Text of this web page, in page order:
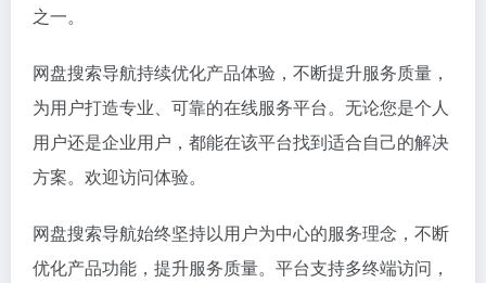
之一。
网盘搜索导航持续优化产品体验，不断提升服务质量，
为用户打造专业、可靠的在线服务平台。无论您是个人
用户还是企业用户，都能在该平台找到适合自己的解决
方案。欢迎访问体验。
网盘搜索导航始终坚持以用户为中心的服务理念，不断
优化产品功能，提升服务质量。平台支持多终端访问，